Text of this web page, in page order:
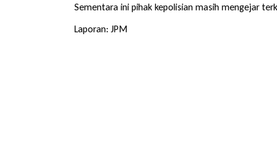
Sementara ini pihak kepolisian masih mengejar
Laporan: JPM